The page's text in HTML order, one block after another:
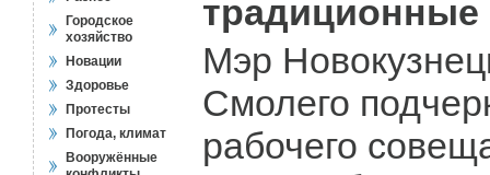
Городское
хозяйство
Новации
Здоровье
Протесты
Погода, климат
Вооружённые
традиционные
Мэр
Смолего
рабочего